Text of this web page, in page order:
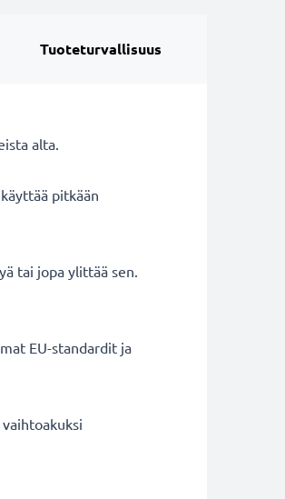
Tuoteturvallisuus
alta.
pitkään
tai jopa ylittää sen.
EU-standardit ja